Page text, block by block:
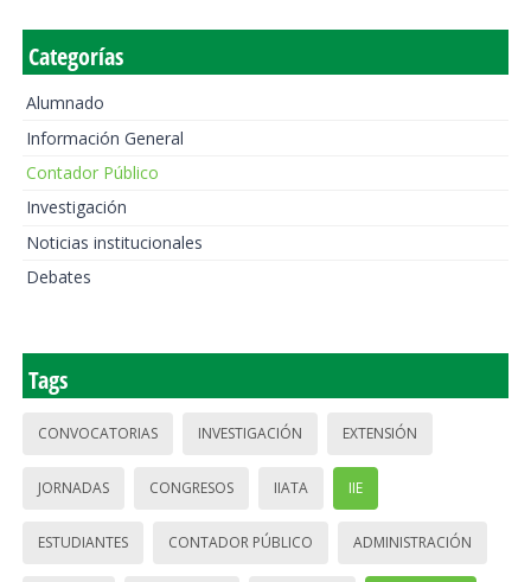
Categorías
Alumnado
Información General
Contador Público
Investigación
Noticias institucionales
Debates
Tags
CONVOCATORIAS INVESTIGACIÓN EXTENSIÓN
JORNADAS CONGRESOS IIATA IIE
ESTUDIANTES CONTADOR PÚBLICO ADMINISTRACIÓN